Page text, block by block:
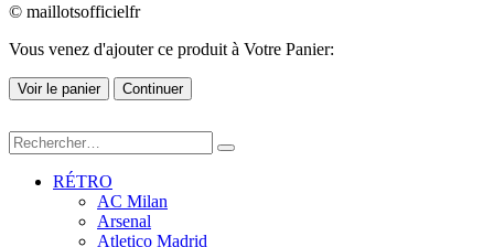
© maillotsofficielfr
Vous venez d'ajouter ce produit à Votre Panier:
Voir le panier Continuer
RÉTRO
AC Milan
Arsenal
Atletico Madrid